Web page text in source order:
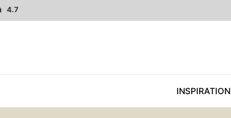
4.7
INSPIRATION